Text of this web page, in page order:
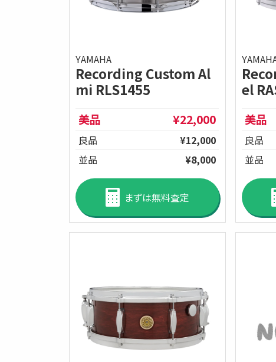
YAMAHA
Recording Custom Al
mi RLS1455
美品 ¥22,000
良品
¥12,000
並品
¥8,000
まずは無料査定
el
美品
良品
並品